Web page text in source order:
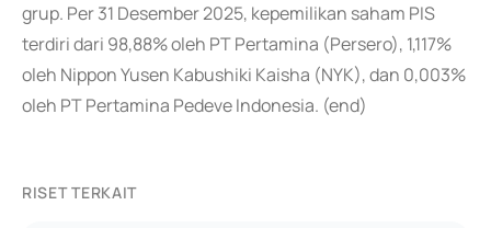
grup. Per 31 Desember 2025, kepemilikan saham PIS
terdiri dari 98,88% oleh PT Pertamina (Persero), 1,117%
oleh Nippon Yusen Kabushiki Kaisha (NYK), dan 0,003%
oleh PT Pertamina Pedeve Indonesia. (end)
RISET TERKAIT